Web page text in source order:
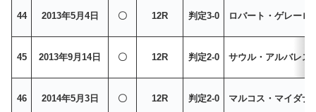
44 2013年5月4日 〇 12R 判定3-0 ロバート・ゲレーロ
45 2013年9月14日 〇 12R 判定2-0 サウル・アルバレス
46 2014年5月3日 〇 12R 判定2-0 マルコス・マイダナ